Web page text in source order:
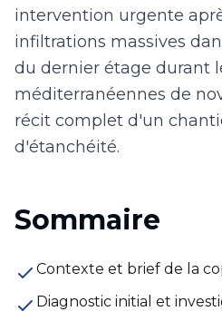
intervention urgente
infiltrations massives
du dernier étage durant
méditerranéennes de
récit complet d'un
d'étanchéité.
Sommaire
Contexte et brief de la
Diagnostic initial et